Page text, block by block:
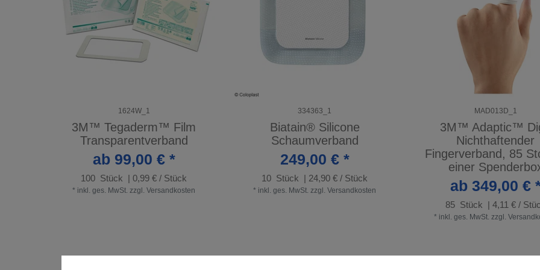
1624W_1
3M™ Tegaderm™ Film
Transparentverband
ab 99,00 € *
100 Stück | 0,99 € / Stück
* inkl. ges. MwSt. zzgl. Versandkosten
334363_1
Biatain® Silicone
Schaumverband
249,00 € *
10 Stück | 24,90 € / Stück
* inkl. ges. MwSt. zzgl. Versandkosten
MAD013D_1
3M™ Adaptic™
Nichthaftender
Fingerverband, 85
einer
ab 349,00 €
85 Stück | 4,11 € /
* inkl. ges. MwSt. zzgl.